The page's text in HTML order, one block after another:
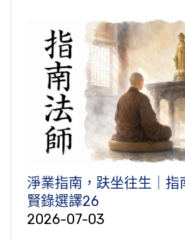
淨業指南，趺坐往生｜指
賢錄選譯26
2026-07-03